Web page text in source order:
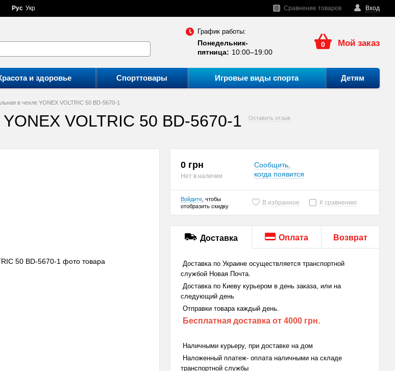
Вход
0 Сравнение товаров
Рус Укр
График работы:
Понедельник-
пятница: 10:00–19:00
0 Мой заказ
и здоровье Спорттовары Игровые виды спорта Детям
в чехле YONEX VOLTRIC 50 BD-5670-1
VOLTRIC 50 BD-5670-1 Оставить отзыв
0 грн
Нет в наличии
Сообщить,
когда появится
Войдите , чтобы
отобразить скидку
В избранное К сравнению
Доставка Оплата Возврат
Доставка по Украине осуществляется транспортной
службой Новая Почта.
Доставка по Киеву курьером в день заказа, или на
следующий день
Отправки товара каждый день.
Бесплатная доставка от 4000 грн.
Наличными курьеру, при доставке на дом
Наложенный платеж- оплата наличными на складе
транспортной службы